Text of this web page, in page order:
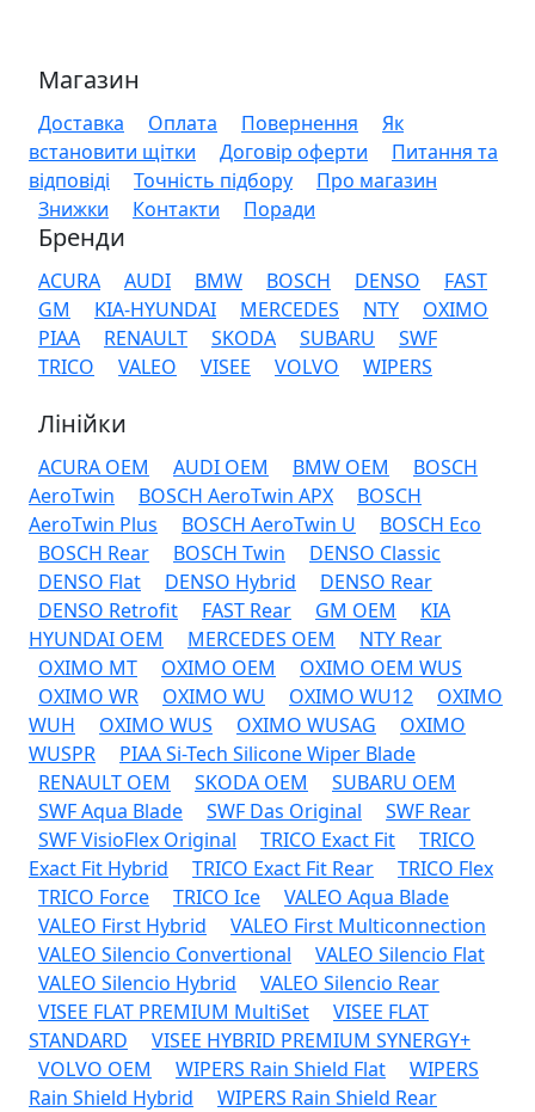
Магазин
Доставка Оплата Повернення
Як
встановити щітки
Договір оферти
Питання та
відповіді
Точність підбору
Про магазин
Знижки
Контакти Поради
Бренди
ACURA AUDI BMW BOSCH DENSO
FAST
GM
KIA-HYUNDAI MERCEDES NTY
OXIMO
PIAA
RENAULT SKODA SUBARU
SWF
TRICO
VALEO VISEE VOLVO WIPERS
Лінійки
ACURA OEM AUDI OEM BMW OEM
BOSCH
AeroTwin
BOSCH AeroTwin APX
BOSCH
AeroTwin Plus
BOSCH AeroTwin U
BOSCH Eco
BOSCH Rear
BOSCH Twin
DENSO Classic
DENSO Flat
DENSO Hybrid
DENSO Rear
DENSO Retrofit
FAST Rear GM OEM
KIA
HYUNDAI OEM
MERCEDES OEM
NTY Rear
OXIMO MT
OXIMO OEM
OXIMO OEM WUS
OXIMO WR
OXIMO WU OXIMO WU12
OXIMO
WUH
OXIMO WUS OXIMO WUSAG
OXIMO
WUSPR
PIAA Si-Tech Silicone Wiper Blade
RENAULT OEM
SKODA OEM
SUBARU OEM
SWF Aqua Blade
SWF Das Original
SWF Rear
SWF VisioFlex Original
TRICO Exact Fit
TRICO
Exact Fit Hybrid
TRICO Exact Fit Rear
TRICO Flex
TRICO Force
TRICO Ice
VALEO Aqua Blade
VALEO First Hybrid
VALEO First Multiconnection
VALEO Silencio Convertional
VALEO Silencio Flat
VALEO Silencio Hybrid
VALEO Silencio Rear
VISEE FLAT PREMIUM MultiSet
VISEE FLAT
STANDARD
VISEE HYBRID PREMIUM SYNERGY+
VOLVO OEM
WIPERS Rain Shield Flat
WIPERS
Rain Shield Hybrid
WIPERS Rain Shield Rear